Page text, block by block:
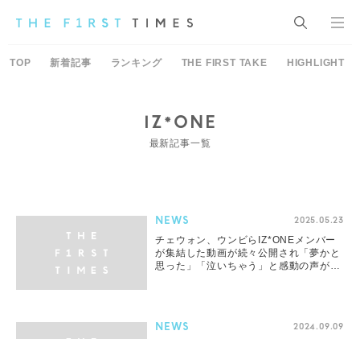
TOP 新着記事 ランキング THE FIRST TAKE HIGHLIGHT
IZ*ONE
最新記事一覧
NEWS 2025.05.23
チェウォン、ウンビらIZ*ONEメンバー
が集結した動画が続々公開され「夢かと
思った」「泣いちゃう」と感動の声が続
NEWS 2024.09.09